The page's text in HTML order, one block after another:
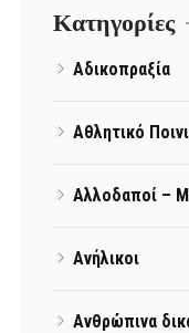
Kατηγορίες
Αδικοπραξία
Αθλητικό
Αλλοδαποί –
Ανήλικοι
Ανθρώπινα